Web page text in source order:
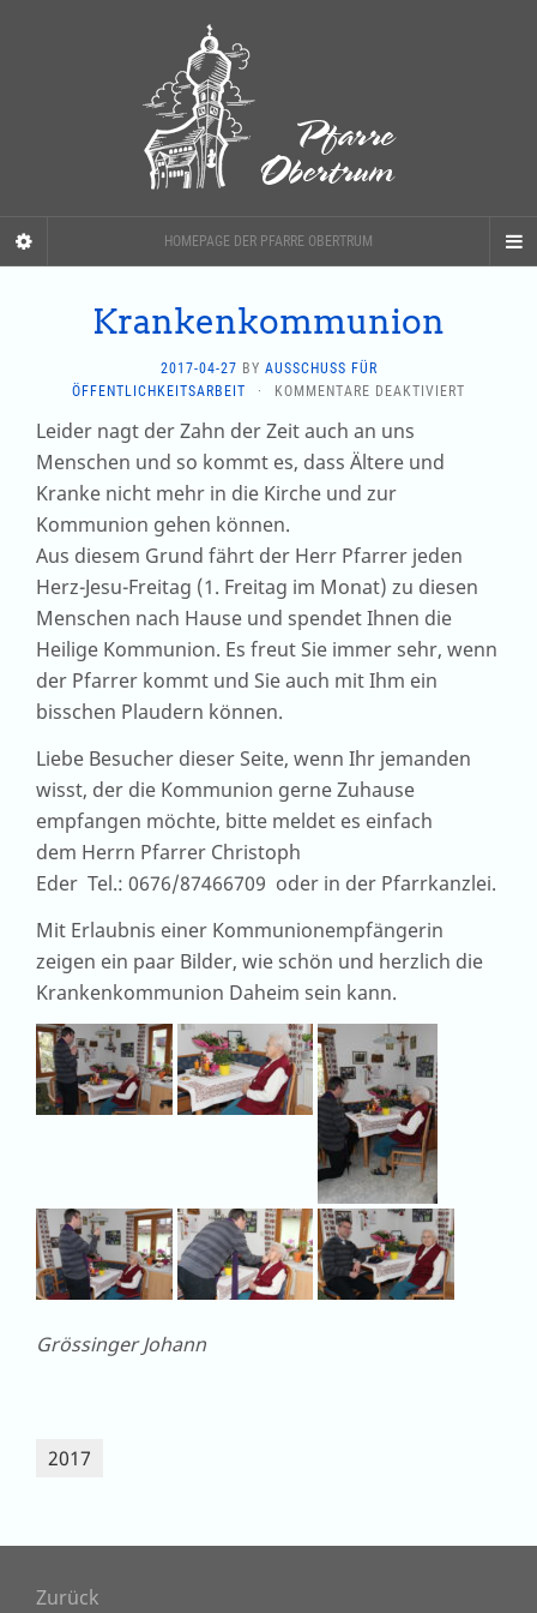
HOMEPAGE DER PFARRE OBERTRUM
Krankenkommunion
2017-04-27 BY AUSSCHUSS FÜR
ÖFFENTLICHKEITSARBEIT
· KOMMENTARE DEAKTIVIERT
Leider nagt der Zahn der Zeit auch an uns
Menschen und so kommt es, dass Ältere und
Kranke nicht mehr in die Kirche und zur
Kommunion gehen können.
Aus diesem Grund fährt der Herr Pfarrer jeden
Herz-Jesu-Freitag (1. Freitag im Monat) zu diesen
Menschen nach Hause und spendet Ihnen die
Heilige Kommunion. Es freut Sie immer sehr, wenn
der Pfarrer kommt und Sie auch mit Ihm ein
bisschen Plaudern können.
Liebe Besucher dieser Seite, wenn Ihr jemanden
wisst, der die Kommunion gerne Zuhause
empfangen möchte, bitte meldet es einfach
dem Herrn Pfarrer Christoph
Eder Tel.: 0676/87466709 oder in der Pfarrkanzlei.
Mit Erlaubnis einer Kommunionempfängerin
zeigen ein paar Bilder, wie schön und herzlich die
Krankenkommunion Daheim sein kann.
Grössinger Johann
2017
Zurück